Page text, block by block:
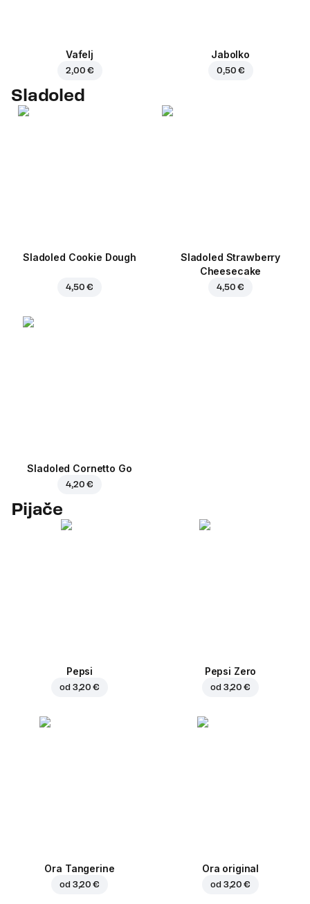
Vafelj
2,00 €
Jabolko
0,50 €
Sladoled
Sladoled Cookie Dough
4,50 €
Sladoled Strawberry
Cheesecake
4,50 €
Sladoled Cornetto Go
4,20 €
Pijače
Pepsi
od 3,20 €
Pepsi Zero
od 3,20 €
Ora Tangerine
od 3,20 €
Ora original
od 3,20 €